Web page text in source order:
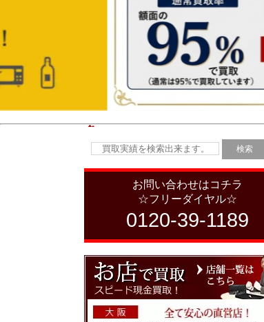
お問い合わせはコチラ
☆フリーダイヤル☆
0120-39-1189